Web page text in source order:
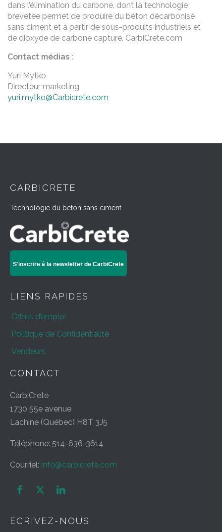
dans l’élimination du carbone, dont la technologie
brevetée permet de produire du béton décarbonisé
sans ciment et à partir de sous-produits industriels et
de dioxyde de carbone capturé. CarbiCrete.com
Contact médias :
Yuri Mytko
Directeur marketing
yuri.mytko@Carbicrete.com
CARBICRETE
Technologie du béton sans ciment
S'inscrire à la newsletter de CarbiCrete
LIENS RAPIDES
Offres d’emploi
Politique de Confidentialité
Vendeurs
CONTACT
CarbiCrete
1730 55e avenue
Lachine (Québec) H8T 3J5
Téléphone: 514-636-3614
Courriel: info@carbicrete.com
 
ÉCRIVEZ-NOUS